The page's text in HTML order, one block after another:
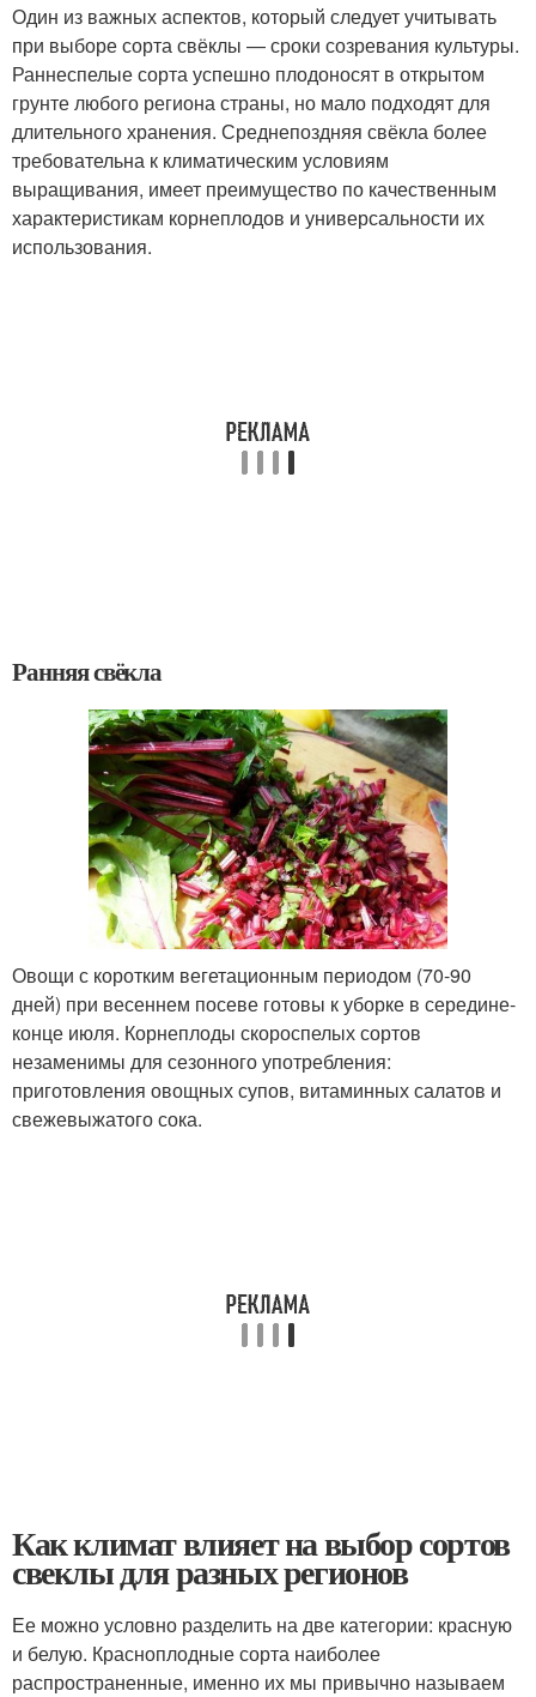
Один из важных аспектов, который следует учитывать
при выборе сорта свёклы — сроки созревания культуры.
Раннеспелые сорта успешно плодоносят в открытом
грунте любого региона страны, но мало подходят для
длительного хранения. Среднепоздняя свёкла более
требовательна к климатическим условиям
выращивания, имеет преимущество по качественным
характеристикам корнеплодов и универсальности их
использования.
Ранняя свёкла
Овощи с коротким вегетационным периодом (70-90
дней) при весеннем посеве готовы к уборке в середине-
конце июля. Корнеплоды скороспелых сортов
незаменимы для сезонного употребления:
приготовления овощных супов, витаминных салатов и
свежевыжатого сока.
Как климат влияет на выбор сортов
свеклы для разных регионов
Ее можно условно разделить на две категории: красную
и белую. Красноплодные сорта наиболее
распространенные, именно их мы привычно называем